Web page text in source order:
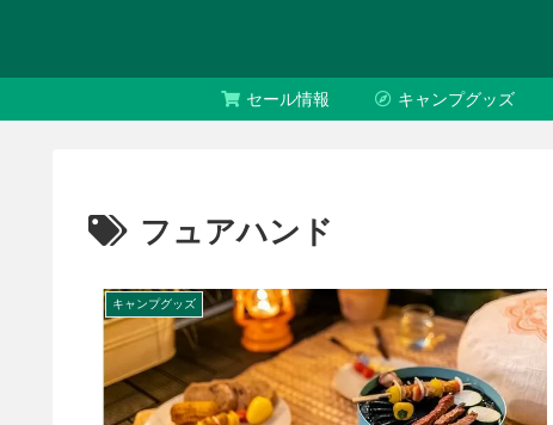
セール情報 キャンプグッズ
フュアハンド
キャンプグッズ